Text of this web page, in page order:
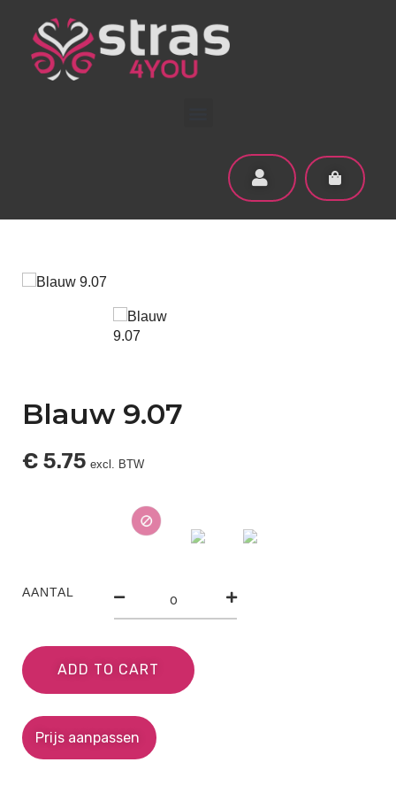
Blauw 9.07
€ 5.75 excl. BTW
AANTAL
ADD TO CART
Prijs aanpassen